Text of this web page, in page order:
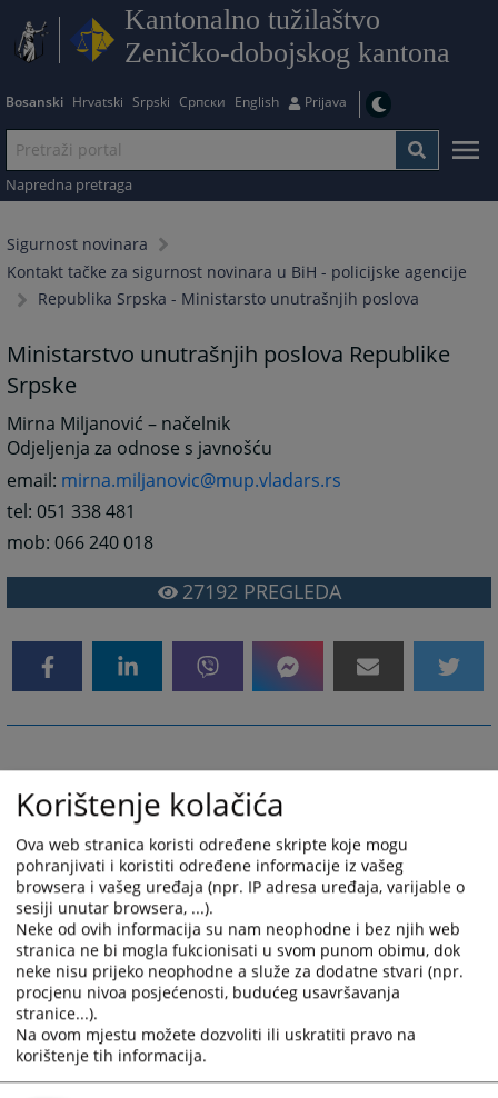
Kantonalno tužilaštvo
Zeničko-dobojskog kantona
Bosanski Hrvatski Srpski Српски English Prijava
Napredna pretraga
Sigurnost novinara
Kontakt tačke za sigurnost novinara u BiH - policijske agencije
Republika Srpska - Ministarsto unutrašnjih poslova
Ministarstvo unutrašnjih poslova Republike
Srpske
Mirna Miljanović – načelnik
Odjeljenja za odnose s javnošću
email: mirna.miljanovic@mup.vladars.rs
tel: 051 338 481
mob: 066 240 018
27192PREGLEDA
Korištenje kolačića
Ova web stranica koristi određene skripte koje mogu
pohranjivati i koristiti određene informacije iz vašeg
browsera i vašeg uređaja (npr. IP adresa uređaja, varijable o
sesiji unutar browsera, ...).
Neke od ovih informacija su nam neophodne i bez njih web
stranica ne bi mogla fukcionisati u svom punom obimu, dok
neke nisu prijeko neophodne a služe za dodatne stvari (npr.
procjenu nivoa posjećenosti, budućeg usavršavanja
stranice...).
Na ovom mjestu možete dozvoliti ili uskratiti pravo na
korištenje tih informacija.